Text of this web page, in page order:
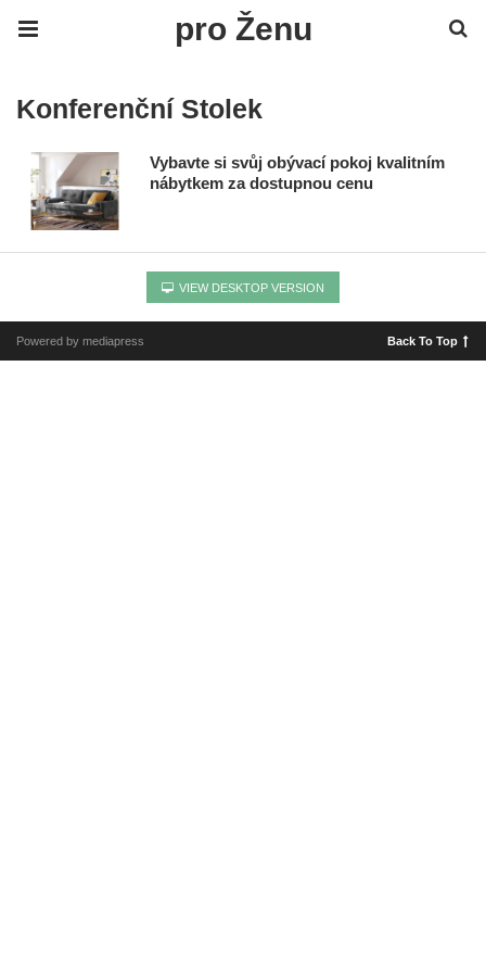
pro Ženu
Konferenční Stolek
Vybavte si svůj obývací pokoj kvalitním
nábytkem za dostupnou cenu
VIEW DESKTOP VERSION
Powered by mediapress Back To Top